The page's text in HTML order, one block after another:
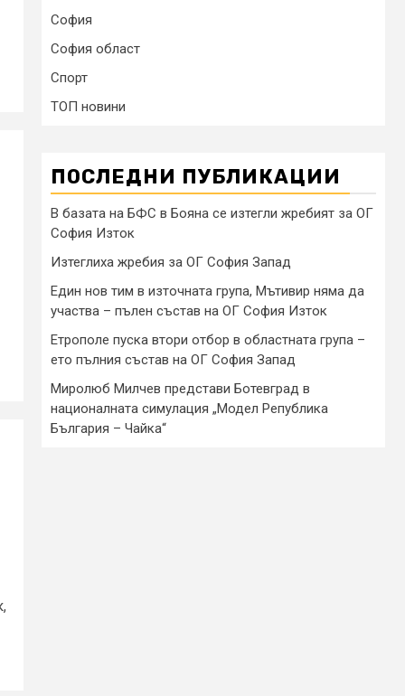
София
София област
Спорт
ТОП новини
ПОСЛЕДНИ ПУБЛИКАЦИИ
В базата на БФС в Бояна се изтегли жребият за ОГ
София Изток
Изтеглиха жребия за ОГ София Запад
Един нов тим в източната група, Мътивир няма да
участва – пълен състав на ОГ София Изток
Етрополе пуска втори отбор в областната група –
ето пълния състав на ОГ София Запад
Миролюб Милчев представи Ботевград в
националната симулация „Модел Република
България – Чайка“